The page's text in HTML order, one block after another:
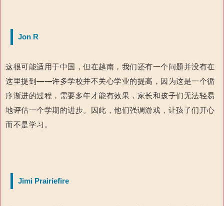
Jon R
这很可能适用于中国，但在越南，我们还有一个问题并没有在
这里提到——许多学校并不关心学业的提高，因为这是一个循
序渐进的过程，需要多年才能有效果，家长和孩子们无法轻易
地评估一个学期的进步。因此，他们强调游戏，让孩子们开心
而不是学习。
Jimi Prairiefire